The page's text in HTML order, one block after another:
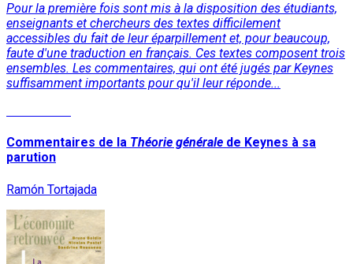
Pour la première fois sont mis à la disposition des étudiants,
enseignants et chercheurs des textes difficilement
accessibles du fait de leur éparpillement et, pour beaucoup,
faute d'une traduction en français. Ces textes composent trois
ensembles. Les commentaires, qui ont été jugés par Keynes
suffisamment importants pour qu'il leur réponde...
Commentaires de la Théorie générale de Keynes à sa
parution
Ramón Tortajada